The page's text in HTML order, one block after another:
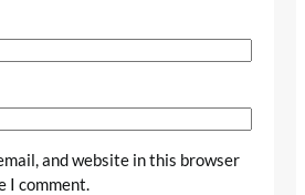
and website in this browser
I comment.